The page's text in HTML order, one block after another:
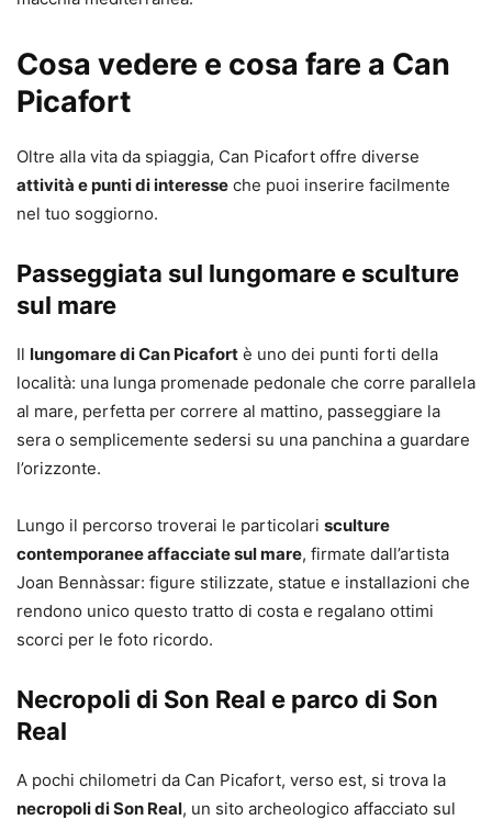
Cosa vedere e cosa fare a Can
Picafort
Oltre alla vita da spiaggia, Can Picafort offre diverse
attività e punti di interesse che puoi inserire facilmente
nel tuo soggiorno.
Passeggiata sul lungomare e sculture
sul mare
Il lungomare di Can Picafort è uno dei punti forti della
località: una lunga promenade pedonale che corre parallela
al mare, perfetta per correre al mattino, passeggiare la
sera o semplicemente sedersi su una panchina a guardare
l’orizzonte.
Lungo il percorso troverai le particolari sculture
contemporanee affacciate sul mare, firmate dall’artista
Joan Bennàssar: figure stilizzate, statue e installazioni che
rendono unico questo tratto di costa e regalano ottimi
scorci per le foto ricordo.
Necropoli di Son Real e parco di Son
Real
A pochi chilometri da Can Picafort, verso est, si trova la
necropoli di Son Real, un sito archeologico affacciato sul